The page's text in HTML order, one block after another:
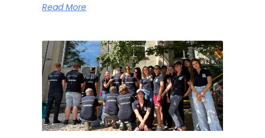
Read More